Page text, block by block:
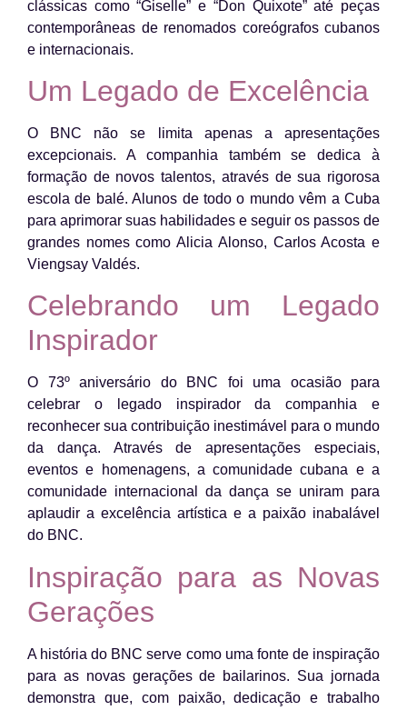
clássicas como “Giselle” e “Don Quixote” até peças
contemporâneas de renomados coreógrafos cubanos
e internacionais.
Um Legado de Excelência
O BNC não se limita apenas a apresentações
excepcionais. A companhia também se dedica à
formação de novos talentos, através de sua rigorosa
escola de balé. Alunos de todo o mundo vêm a Cuba
para aprimorar suas habilidades e seguir os passos de
grandes nomes como Alicia Alonso, Carlos Acosta e
Viengsay Valdés.
Celebrando um Legado
Inspirador
O 73º aniversário do BNC foi uma ocasião para
celebrar o legado inspirador da companhia e
reconhecer sua contribuição inestimável para o mundo
da dança. Através de apresentações especiais,
eventos e homenagens, a comunidade cubana e a
comunidade internacional da dança se uniram para
aplaudir a excelência artística e a paixão inabalável
do BNC.
Inspiração para as Novas
Gerações
A história do BNC serve como uma fonte de inspiração
para as novas gerações de bailarinos. Sua jornada
demonstra que, com paixão, dedicação e trabalho